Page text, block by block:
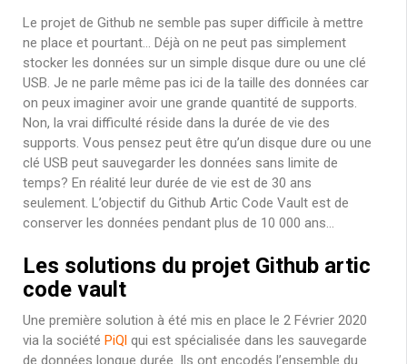
Le projet de Github ne semble pas super difficile à mettre
ne place et pourtant… Déjà on ne peut pas simplement
stocker les données sur un simple disque dure ou une clé
USB. Je ne parle même pas ici de la taille des données car
on peux imaginer avoir une grande quantité de supports.
Non, la vrai difficulté réside dans la durée de vie des
supports. Vous pensez peut être qu’un disque dure ou une
clé USB peut sauvegarder les données sans limite de
temps? En réalité leur durée de vie est de 30 ans
seulement. L’objectif du Github Artic Code Vault est de
conserver les données pendant plus de 10 000 ans…
Les solutions du projet Github artic
code vault
Une première solution à été mis en place le 2 Février 2020
via la société PiQl qui est spécialisée dans les sauvegarde
de données longue durée. Ils ont encodés l’ensemble du